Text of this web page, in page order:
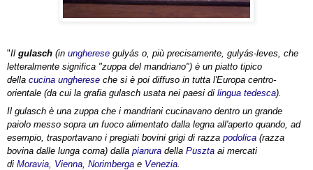
"Il gulasch (in ungherese gulyás o, più precisamente, gulyás-leves, che
letteralmente significa "zuppa del mandriano") è un piatto tipico
della cucina ungherese che si è poi diffuso in tutta l'Europa centro-
orientale (da cui la grafia gulasch usata nei paesi di lingua tedesca).
Il gulasch è una zuppa che i mandriani cucinavano dentro un grande
paiolo messo sopra un fuoco alimentato dalla legna all'aperto quando, ad
esempio, trasportavano i pregiati bovini grigi di razza podolica (razza
bovina dalle lunga corna) dalla pianura della Puszta ai mercati
di Moravia Vienna Norimberga e Venezia